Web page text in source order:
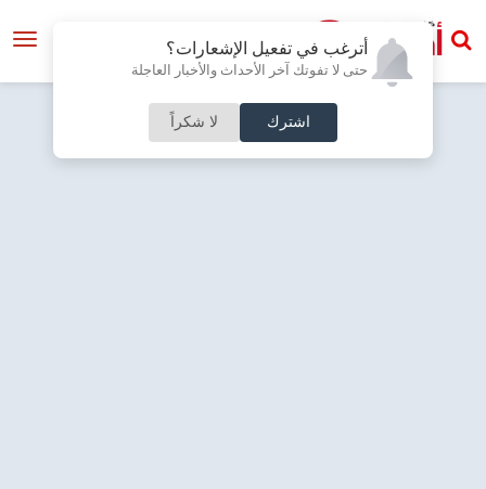
أترغب في تفعيل الإشعارات؟
حتى لا تفوتك آخر الأحداث والأخبار العاجلة
اشترك لا شكراً